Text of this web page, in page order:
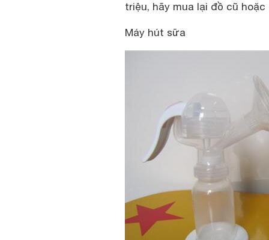
triệu, hãy mua lại đồ cũ hoặc
Máy hút sữa